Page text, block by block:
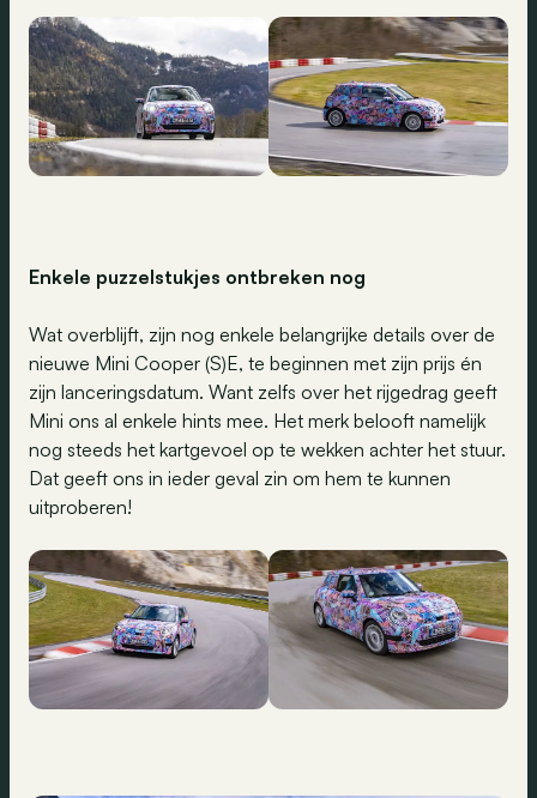
Enkele puzzelstukjes ontbreken nog
Wat overblijft, zijn nog enkele belangrijke details over de
nieuwe Mini Cooper (S)E, te beginnen met zijn prijs én
zijn lanceringsdatum. Want zelfs over het rijgedrag geeft
Mini ons al enkele hints mee. Het merk belooft namelijk
nog steeds het kartgevoel op te wekken achter het stuur.
Dat geeft ons in ieder geval zin om hem te kunnen
uitproberen!